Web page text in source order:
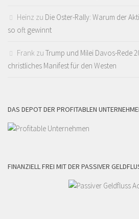
Heinz zu Die Oster-Rally: Warum der
so oft gewinnt
Frank zu Trump und Milei Davos-Rede
christliches Manifest für den Westen
DAS DEPOT DER PROFITABLEN
FINANZIELL FREI MIT DER PASSIVER